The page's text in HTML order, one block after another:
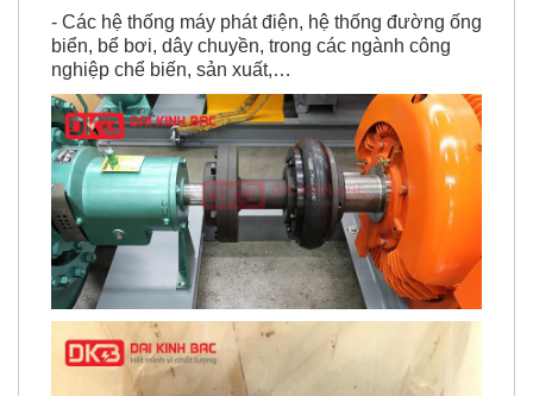
- Các hệ thống máy phát điện, hệ thống đường ống
biển, bể bơi, dây chuyền, trong các ngành công
nghiệp chể biến, sản xuất,…